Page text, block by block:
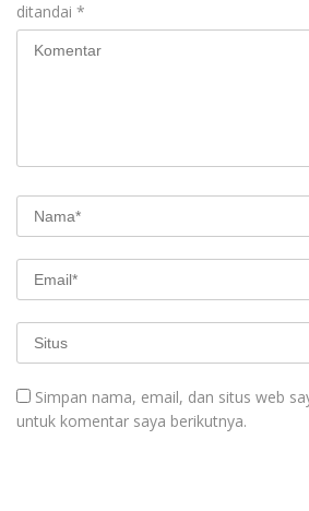
ditandai *
Simpan nama, email, dan situs web
untuk komentar saya berikutnya.